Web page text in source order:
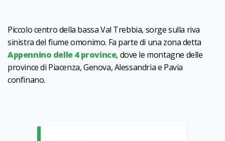
Piccolo centro della bassa Val Trebbia, sorge sulla riva
sinistra del fiume omonimo. Fa parte di una zona detta
Appennino delle 4 province, dove le montagne delle
province di Piacenza, Genova, Alessandria e Pavia
confinano.